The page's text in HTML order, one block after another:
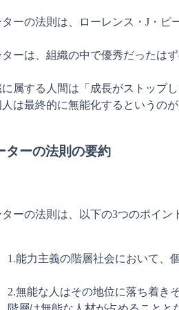
ーの法則は、ローレンス・J・ピ
ーは、組織の中で優秀だったは
属する人間は「成長がストップ
は最終的に無能化するというの
ターの法則の要約
ーの法則は、以下の3つのポイン
1.能力主義の階層社会において、
2.無能な人はその地位に落ち着き